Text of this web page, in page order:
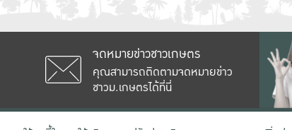
จดหมายข่าวชาวเกษตร
คุณสามารถติดตามจดหมายข่าว
ชาวม.เกษตรได้ที่นี่